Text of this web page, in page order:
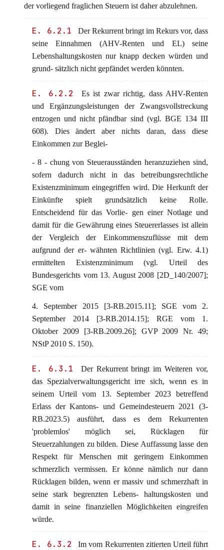
der vorliegend fraglichen Steuern ist daher abzulehnen.
E. 6.2.1
Der Rekurrent bringt im Rekurs vor, dass
seine Einnahmen (AHV-Renten und EL) seine
Lebenshaltungskosten nur knapp decken würden und
grund- sätzlich nicht gepfändet werden könnten.
E. 6.2.2
Es ist zwar richtig, dass AHV-Renten
und Ergänzungsleistungen der Zwangsvollstreckung
entzogen und nicht pfändbar sind (vgl. BGE 134 III
608). Dies ändert aber nichts daran, dass diese
Einkommen zur Beglei-
- 8 - chung von Steuerausständen heranzuziehen sind,
sofern dadurch nicht in das betreibungsrechtliche
Existenzminimum eingegriffen wird. Die Herkunft der
Einkünfte spielt grundsätzlich keine Rolle.
Entscheidend für das Vorlie- gen einer Notlage und
damit für die Gewährung eines Steuererlasses ist allein
der Vergleich der Einkommenszuflüsse mit dem
aufgrund der er- wähnten Richtlinien (vgl. Erw. 4.1)
ermittelten Existenzminimum (vgl. Urteil des
Bundesgerichts vom 13. August 2008 [2D_140/2007];
SGE vom
4. September 2015 [3-RB.2015.11]; SGE vom 2.
September 2014 [3-RB.2014.15]; RGE vom 1.
Oktober 2009 [3-RB.2009.26]; GVP 2009 Nr. 49;
NStP 2010 S. 150).
E. 6.3.1
Der Rekurrent bringt im Weiteren vor,
das Spezialverwaltungsgericht irre sich, wenn es in
seinem Urteil vom 13. September 2023 betreffend
Erlass der Kantons- und Gemeindesteuern 2021 (3-
RB.2023.5) ausführt, dass es dem Rekurrenten
'problemlos' möglich sei, Rücklagen für
Steuerzahlungen zu bilden. Diese Auffassung lasse den
Respekt für Menschen mit geringem Einkommen
schmerzlich vermissen. Er könne nämlich nur dann
Rücklagen bilden, wenn er massiv und schmerzhaft in
seine stark begrenzten Lebens- haltungskosten und
damit in seine finanziellen Möglichkeiten eingreifen
würde.
E. 6.3.2 Im vom Rekurrenten zitierten Urteil führt